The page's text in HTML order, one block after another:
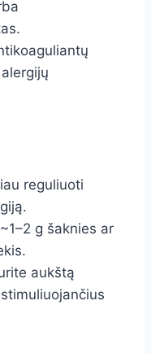
reguliuoti
g šaknies ar
aukštą